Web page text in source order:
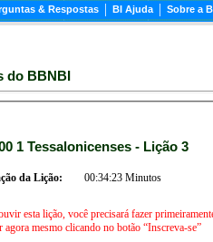
& Respostas | BI Ajuda | Sobre a
do BBNBI
31700 1 Tessalonicenses - Lição 3
da Lição: 00:34:23 Minutos
esta lição, você precisará fazer
iniciar agora mesmo clicando no botão “Inscreva-se”